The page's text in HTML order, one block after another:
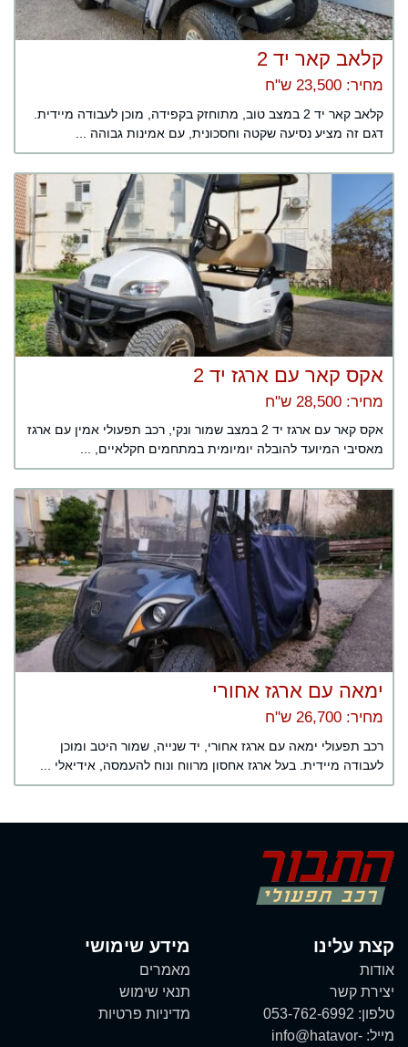
קלאב קאר יד 2
מחיר: 23,500 ש"ח
קלאב קאר יד 2 במצב טוב, מתוחזק בקפידה, מוכן לעבודה מיידית.
דגם זה מציע נסיעה שקטה וחסכונית, עם אמינות גבוהה ...
אקס קאר עם ארגז יד 2
מחיר: 28,500 ש"ח
אקס קאר עם ארגז יד 2 במצב שמור ונקי, רכב תפעולי אמין עם ארגז
מאסיבי המיועד להובלה יומיומית במתחמים חקלאיים, ...
ימאה עם ארגז אחורי
מחיר: 26,700 ש"ח
רכב תפעולי ימאה עם ארגז אחורי, יד שנייה, שמור היטב ומוכן
לעבודה מיידית. בעל ארגז אחסון מרווח ונוח להעמסה, אידיאלי ...
קצת עלינו
אודות
יצירת קשר
טלפון: 053-762-6992
מייל: info@hatavor-
מידע שימושי
מאמרים
תנאי שימוש
מדיניות פרטיות